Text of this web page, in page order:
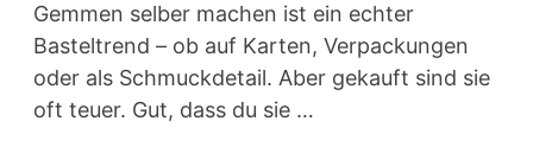
Gemmen selber machen ist ein echter
Basteltrend – ob auf Karten, Verpackungen
oder als Schmuckdetail. Aber gekauft sind sie
oft teuer. Gut, dass du sie …